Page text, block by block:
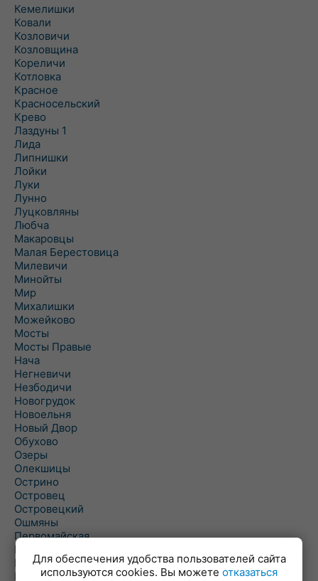
Кемелишки
Ковали
Козловичи
Козловщина
Кореличи
Котловка
Красное
Красносельский
Крево
Лаздуны 1
Лида
Липнишки
Лойки
Луки
Лунно
Луцковляны
Любча
Макаровцы
Малая Берестовица
Милевичи
Минойты
Мир
Михалишки
Можейково
Мосты
Мосты Правые
Нача
Негневичи
Незбодичи
Новогрудок
Новоельня
Новый Двор
Обухово
Озеры
Олекшицы
Острино
Островец
Островецкий
Ошмяны
Первомайская
Первомайский
Пески
Петревичи
Для обеспечения удобства пользователей сайта
используются cookies. Вы можете отказаться